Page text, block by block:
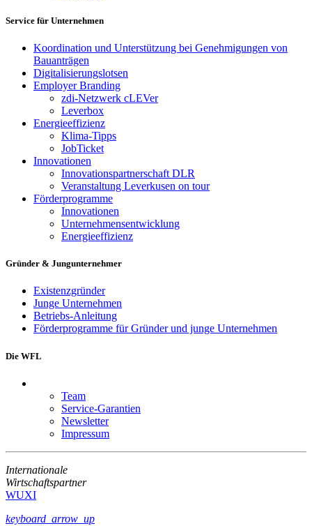
Service für Unternehmen
Koordination und Unterstützung bei Genehmigungen von
Bauanträgen
Digitalisierungslotsen
Employer Branding
zdi-Netzwerk cLEVer
Leverbox
Energieeffizienz
Klima-Tipps
JobTicket
Innovationen
Innovationspartnerschaft DLR
Veranstaltung Leverkusen on tour
Förderprogramme
Innovationen
Unternehmensentwicklung
Energieeffizienz
Gründer & Jungunternehmer
Existenzgründer
Junge Unternehmen
Betriebs-Anleitung
Förderprogramme für Gründer und junge Unternehmen
Die WFL
Team
Service-Garantien
Newsletter
Impressum
Internationale
Wirtschaftspartner
WUXI
keyboard_arrow_up